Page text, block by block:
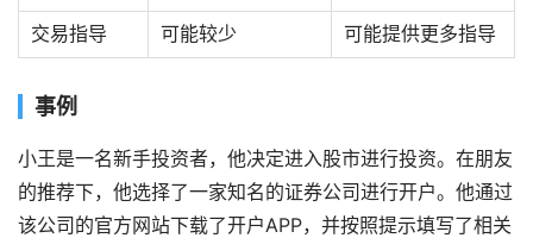
交易指导 可能较少 可能提供更多指导
事例
小王是一名新手投资者，他决定进入股市进行投资。在朋友
的推荐下，他选择了一家知名的证券公司进行开户。他通过
该公司的官方网站下载了开户APP，并按照提示填写了相关